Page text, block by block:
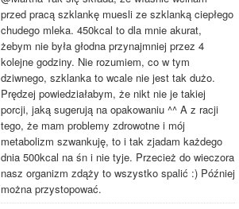
przed pracą szklankę muesli ze szklanką ciepłego
chudego mleka. 450kcal to dla mnie akurat,
żebym nie była głodna przynajmniej przez 4
kolejne godziny. Nie rozumiem, co w tym
dziwnego, szklanka to wcale nie jest tak dużo.
Prędzej powiedziałabym, że nikt nie je takiej
porcji, jaką sugerują na opakowaniu ^^ A z racji
tego, że mam problemy zdrowotne i mój
metabolizm szwankuję, to i tak zjadam każdego
dnia 500kcal na śn i nie tyje. Przecież do wieczora
nasz organizm zdąży to wszystko spalić :) Później
można przystopować.